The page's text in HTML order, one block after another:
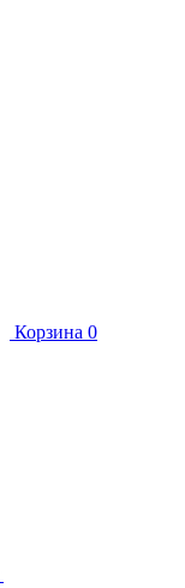
Корзина 0